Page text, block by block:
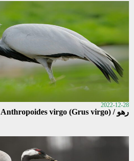
2022-12-28
رهو / Anthropoides virgo (Grus virgo)